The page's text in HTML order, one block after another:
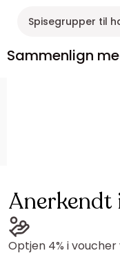
Spisegrupper til
Sammenlign
Anerkendt
Optjen 4% i voucher